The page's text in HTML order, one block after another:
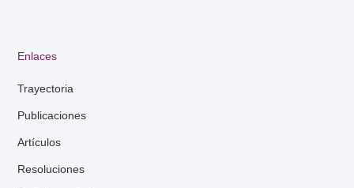
Enlaces
Trayectoria
Publicaciones
Artículos
Resoluciones